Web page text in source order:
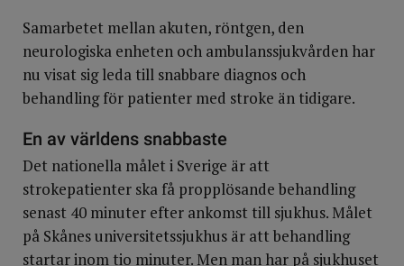
Samarbetet mellan akuten, röntgen, den
neurologiska enheten och ambulanssjukvården har
nu visat sig leda till snabbare diagnos och
behandling för patienter med stroke än tidigare.
En av världens snabbaste
Det nationella målet i Sverige är att
strokepatienter ska få propplösande behandling
senast 40 minuter efter ankomst till sjukhus. Målet
på Skånes universitetssjukhus är att behandling
startar inom tio minuter. Men man har på sjukhuset